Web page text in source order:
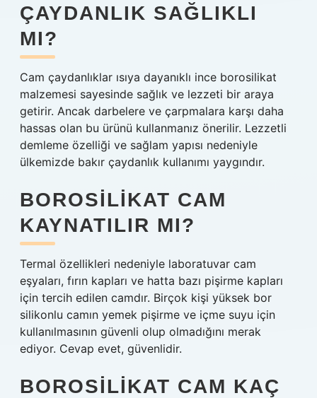
ÇAYDANLIK SAĞLIKLI
MI?
Cam çaydanlıklar ısıya dayanıklı ince borosilikat
malzemesi sayesinde sağlık ve lezzeti bir araya
getirir. Ancak darbelere ve çarpmalara karşı daha
hassas olan bu ürünü kullanmanız önerilir. Lezzetli
demleme özelliği ve sağlam yapısı nedeniyle
ülkemizde bakır çaydanlık kullanımı yaygındır.
BOROSILIKAT CAM
KAYNATILIR MI?
Termal özellikleri nedeniyle laboratuvar cam
eşyaları, fırın kapları ve hatta bazı pişirme kapları
için tercih edilen camdır. Birçok kişi yüksek bor
silikonlu camın yemek pişirme ve içme suyu için
kullanılmasının güvenli olup olmadığını merak
ediyor. Cevap evet, güvenlidir.
BOROSILIKAT CAM KAÇ